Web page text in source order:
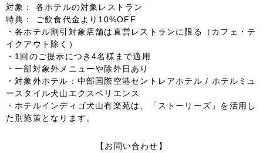
対象： 各ホテルの対象レストラン
特典： ご飲食代金より10%OFF
・各ホテル割引対象店舗は直営レストランに限る（カフェ・テ
イクアウト除く）
・1回のご提示につき4名様まで適用
・一部対象外メニューや除外日あり
・対象外ホテル：中部国際空港セントレアホテル / ホテルミュ
ースタイル犬山エクスペリエンス
・ホテルインディゴ犬山有楽苑は、「ストーリーズ」を活用し
た別施策となります。
【お問い合わせ】